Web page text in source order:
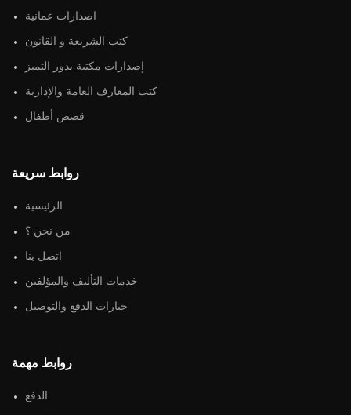
اصدارات عمانية
كتب الشريعة و القانون
إصدارات مكتبة بذور التميز
كتب المعارف العامة والإدارية
قصص أطفال
روابط سريعة
الرئيسية
من نحن ؟
اتصل بنا
خدمات التأليف والمؤلفين
خيارات الدفع والتوصيل
روابط مهمة
الدفع